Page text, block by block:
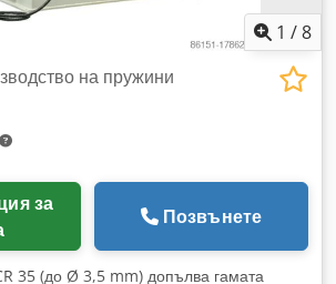
1 /8
на пружини
Позвънете
35 (до Ø 3,5 mm) допълва гамата